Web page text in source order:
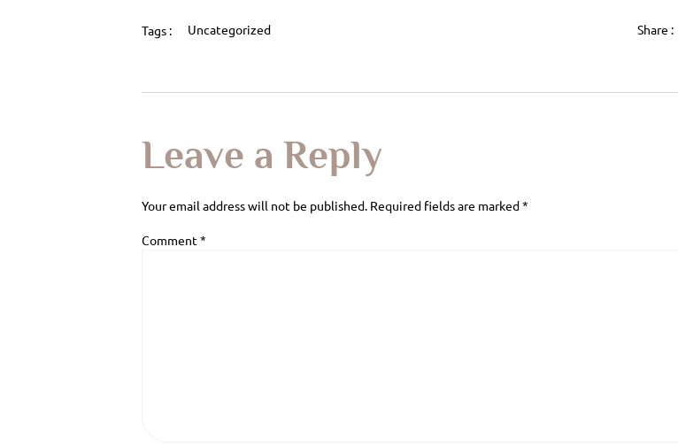
Tags : Uncategorized Share :
Leave a Reply
Your email address will not be published. Required fields are marked*
Comment*